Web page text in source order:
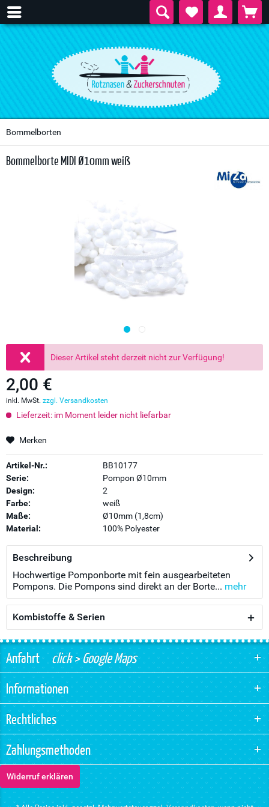
Bommelborten
Bommelborte MIDI Ø10mm weiß
Dieser Artikel steht derzeit nicht zur Verfügung!
2,00 €
inkl. MwSt. zzgl. Versandkosten
Lieferzeit: im Moment leider nicht liefarbar
Merken
Artikel-Nr.:
BB10177
Serie:
Pompon Ø10mm
Design:
2
Farbe:
weiß
Maße:
Ø10mm (1,8cm)
Material:
100% Polyester
Beschreibung
Hochwertige Pomponborte mit fein ausgearbeiteten
Pompons. Die Pompons sind direkt an der Borte... mehr
Kombistoffe & Serien
Anfahrtclick > Google Maps
Informationen
Rechtliches
Zahlungsmethoden
Widerruf erklären